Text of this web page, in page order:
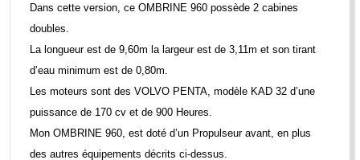
Dans cette version, ce OMBRINE 960 possède 2 cabines
doubles.
La longueur est de 9,60m la largeur est de 3,11m et son tirant
d’eau minimum est de 0,80m.
Les moteurs sont des VOLVO PENTA, modèle KAD 32 d’une
puissance de 170 cv et de 900 Heures.
Mon OMBRINE 960, est doté d’un Propulseur avant, en plus
des autres équipements décrits ci-dessus.